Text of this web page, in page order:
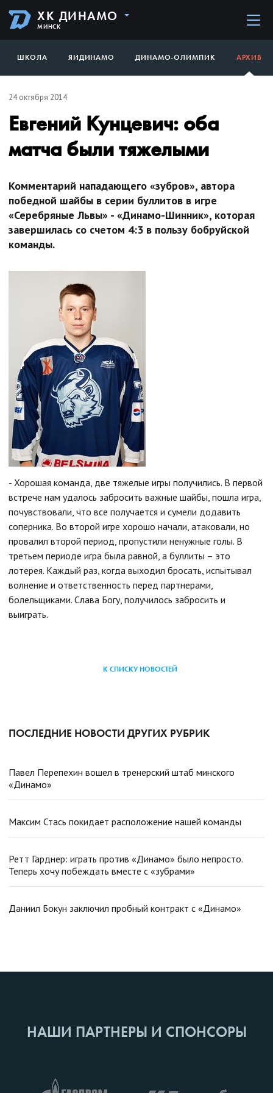
ХК ДИНАМО
МИНСК
ШКОЛА ЯИДИНАМО ДИНАМО-ОЛИМПИК АРХИВ
24 октября 2014
Евгений Кунцевич: оба
матча были тяжелыми
Комментарий нападающего «зубров», автора
победной шайбы в серии буллитов в игре
«Серебряные Львы» - «Динамо-Шинник», которая
завершилась со счетом 4:3 в пользу бобруйской
команды.
- Хорошая команда, две тяжелые игры получились. В первой
встрече нам удалось забросить важные шайбы, пошла игра,
почувствовали, что все получается и сумели додавить
соперника. Во второй игре хорошо начали, атаковали, но
провалил второй период, пропустили ненужные голы. В
третьем периоде игра была равной, а буллиты – это
лотерея. Каждый раз, когда выходил бросать, испытывал
волнение и ответственность перед партнерами,
болельщиками. Слава Богу, получилось забросить и
выиграть.
К СПИСКУ НОВОСТЕЙ
ПОСЛЕДНИЕ НОВОСТИ ДРУГИХ РУБРИК
Павел Перепехин вошел в тренерский штаб минского
«Динамо»
Максим Стась покидает расположение нашей команды
Ретт Гарднер: играть против «Динамо» было непросто.
Теперь хочу побеждать вместе с «зубрами»
Даниил Бокун заключил пробный контракт с «Динамо»
НАШИ ПАРТНЕРЫ И СПОНСОРЫ